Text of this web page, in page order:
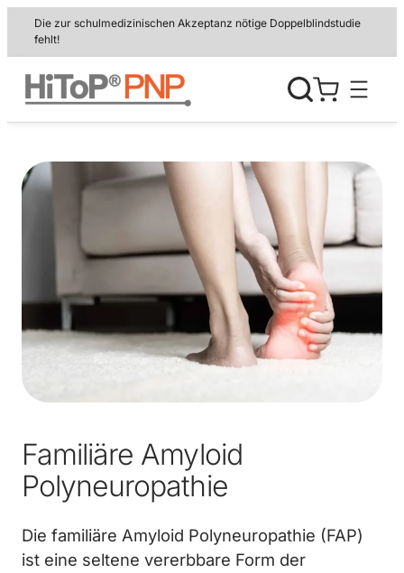
Zum
Inhalt
Die zur schulmedizinischen Akzeptanz nötige Doppelblindstudie
fehlt!
Familiäre Amyloid
Polyneuropathie
Die familiäre Amyloid Polyneuropathie (FAP)
ist eine seltene vererbbare Form der